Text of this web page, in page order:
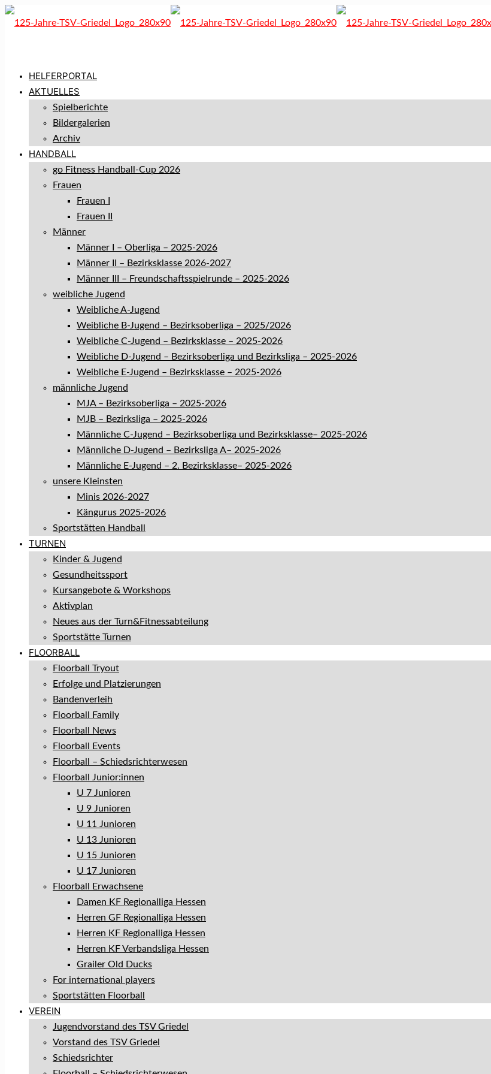
HELFERPORTAL
AKTUELLES
Spielberichte
Bildergalerien
Archiv
HANDBALL
go Fitness Handball-Cup 2026
Frauen
Frauen I
Frauen II
Männer
Männer I – Oberliga – 2025-2026
Männer II – Bezirksklasse 2026-2027
Männer III – Freundschaftsspielrunde – 2025-2026
weibliche Jugend
Weibliche A-Jugend
Weibliche B-Jugend – Bezirksoberliga – 2025/2026
Weibliche C-Jugend – Bezirksklasse – 2025-2026
Weibliche D-Jugend – Bezirksoberliga und Bezirksliga – 2025-2026
Weibliche E-Jugend – Bezirksklasse – 2025-2026
männliche Jugend
MJA – Bezirksoberliga – 2025-2026
MJB – Bezirksliga – 2025-2026
Männliche C-Jugend – Bezirksoberliga und Bezirksklasse– 2025-2026
Männliche D-Jugend – Bezirksliga A– 2025-2026
Männliche E-Jugend – 2. Bezirksklasse– 2025-2026
unsere Kleinsten
Minis 2026-2027
Kängurus 2025-2026
Sportstätten Handball
TURNEN
Kinder & Jugend
Gesundheitssport
Kursangebote & Workshops
Aktivplan
Neues aus der Turn&Fitnessabteilung
Sportstätte Turnen
FLOORBALL
Floorball Tryout
Erfolge und Platzierungen
Bandenverleih
Floorball Family
Floorball News
Floorball Events
Floorball – Schiedsrichterwesen
Floorball Junior:innen
U 7 Junioren
U 9 Junioren
U 11 Junioren
U 13 Junioren
U 15 Junioren
U 17 Junioren
Floorball Erwachsene
Damen KF Regionalliga Hessen
Herren GF Regionalliga Hessen
Herren KF Regionalliga Hessen
Herren KF Verbandsliga Hessen
Grailer Old Ducks
For international players
Sportstätten Floorball
VEREIN
Jugendvorstand des TSV Griedel
Vorstand des TSV Griedel
Schiedsrichter